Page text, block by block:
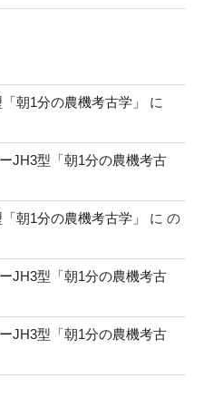
朝1分の農機考古学」
に
JH3型「朝1分の農機考古
朝1分の農機考古学」 に の
JH3型「朝1分の農機考古
JH3型「朝1分の農機考古